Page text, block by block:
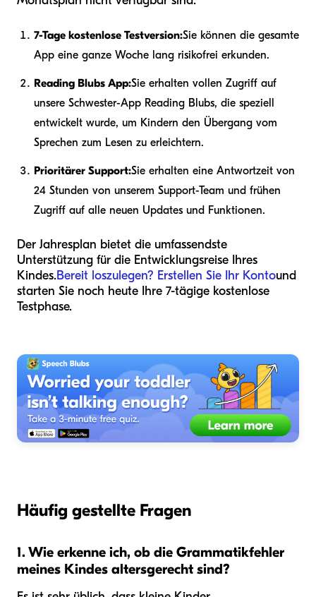
7-Tage kostenlose Testversion:Sie können die gesamte
App eine ganze Woche lang risikofrei erkunden.
Reading Blubs App:Sie erhalten vollen Zugriff auf
unsere Schwester-App Reading Blubs, die speziell
entwickelt wurde, um Kindern den Übergang vom
Sprechen zum Lesen zu erleichtern.
Prioritärer Support:Sie erhalten eine Antwortzeit von
24 Stunden von unserem Support-Team und frühen
Zugriff auf alle neuen Updates und Funktionen.
Der Jahresplan bietet die umfassendste
Unterstützung für die Entwicklungsreise Ihres
Kindes.Bereit loszulegen? Erstellen Sie Ihr Kontound
starten Sie noch heute Ihre 7-tägige kostenlose
Testphase.
Häufig gestellte Fragen
1. Wie erkenne ich, ob die Grammatikfehler
meines Kindes altersgerecht sind?